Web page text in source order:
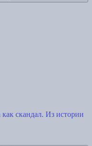
как скандал. Из истории